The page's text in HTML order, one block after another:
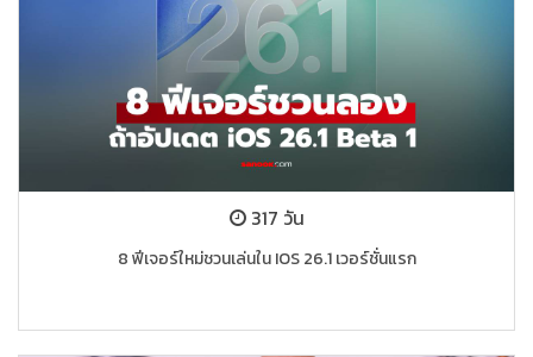
317 วัน
8 ฟีเจอร์ใหม่ชวนเล่นใน IOS 26.1 เวอร์ชั่นแรก